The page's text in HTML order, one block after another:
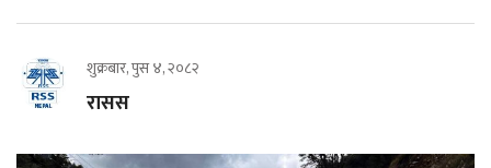
शुक्रबार, पुस ४, २०८२
रासस